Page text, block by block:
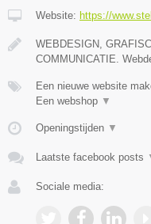
Website: https://
WEBDESIGN,
COMMUNICATIE.
Een nieuwe website
Een webshop ▼
Openingstijden ▼
Laatste facebook posts
Sociale media: